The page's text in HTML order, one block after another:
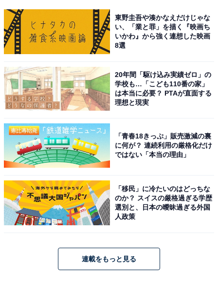
こちらもおすすめ
出身と聞いてすごいと思う「東京都の私立進学
校」ランキング！ 2位「慶應義塾女子高等学
1 2
東野圭吾や湊かなえだけじゃな
い、「業と罪」を描く『映画ち
いかわ』から強く連想した映画
8選
20年間「駆け込み実績ゼロ」の
学校も…「こども110番の家」
は本当に必要？ PTAが直面する
理想と現実
「青春18きっぷ」販売激減の裏
に何が？ 連続利用の厳格化だけ
ではない「本当の理由」
「移民」に冷たいのはどっちな
のか？ スイスの厳格過ぎる学歴
選別と、日本の曖昧過ぎる外国
人政策
連載をもっと見る